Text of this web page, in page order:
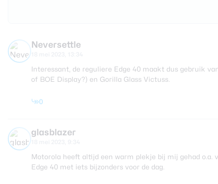
Neversettle
Interessant, de reguliere Edge 40 maakt dus gebruik
of BOE Display?) en Gorilla Glass Victuss.
0
glasblazer
Motorola heeft altijd een warm plekje bij mij gehad
Edge 40 met iets bijzonders voor de dag.